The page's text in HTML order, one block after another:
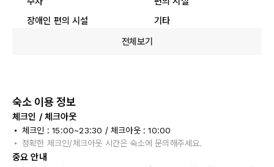
장애인 편의 시설
기타
전체보기
숙소 이용 정보
체크인 / 체크아웃
체크인 : 15:00~23:30 / 체크아웃 : 10:00
정확한 체크인/체크아웃 시간은 숙소에 문의해주세요.
중요 안내